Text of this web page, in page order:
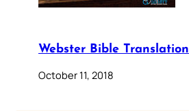
Webster Bible Translation
October 11, 2018